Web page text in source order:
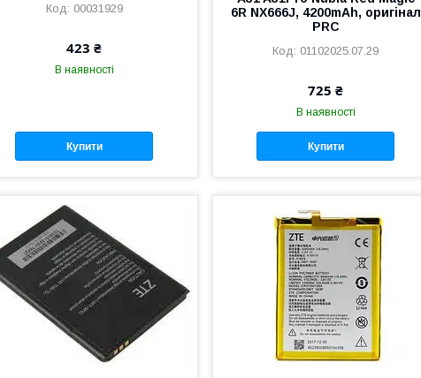
00031929
423 ₴
В наявності
Купити
6R NX666J, 4200mAh, оригінал
PRC
01102025.07.29
725 ₴
В наявності
Купити